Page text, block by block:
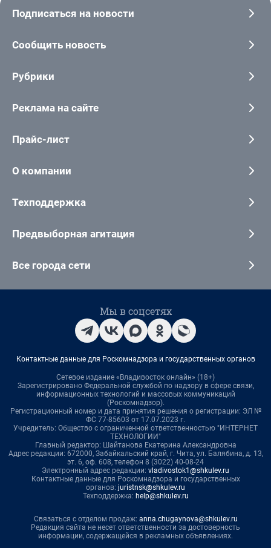
Подписаться на новости
Сообщить новость
Рубрики
Реклама на сайте
Прайс-лист
О компании
Техподдержка
Предвыборная агитация
Все города сети
Мы в соцсетях
Контактные данные для Роскомнадзора и государственных органов
Сетевое издание «Владивосток онлайн» (18+)
Зарегистрировано Федеральной службой по надзору в сфере связи,
информационных технологий и массовых коммуникаций
(Роскомнадзор).
Регистрационный номер и дата принятия решения о регистрации: ЭЛ №
ФС 77-85603 от 17.07.2023 г.
Учредитель: Общество с ограниченной ответственностью "ИНТЕРНЕТ
ТЕХНОЛОГИИ"
Главный редактор: Шайтанова Екатерина Александровна
Адрес редакции: 672000, Забайкальский край, г. Чита, ул. Балябина, д. 13,
эт. 6, оф. 608, телефон 8 (3022) 40-08-24
Электронный адрес редакции: vladivostok1@shkulev.ru
Контактные данные для Роскомнадзора и государственных
органов: juristnsk@shkulev.ru
Техподдержка: help@shkulev.ru
Связаться с отделом продаж: anna.chugaynova@shkulev.ru
Редакция сайта не несет ответственности за достоверность
информации, содержащейся в рекламных объявлениях.